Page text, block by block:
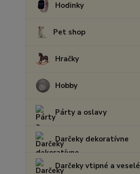
Hodinky
Pet shop
Hračky
Hobby
Párty a oslavy
Darčeky dekoratívne
Darčeky vtipné a veselé